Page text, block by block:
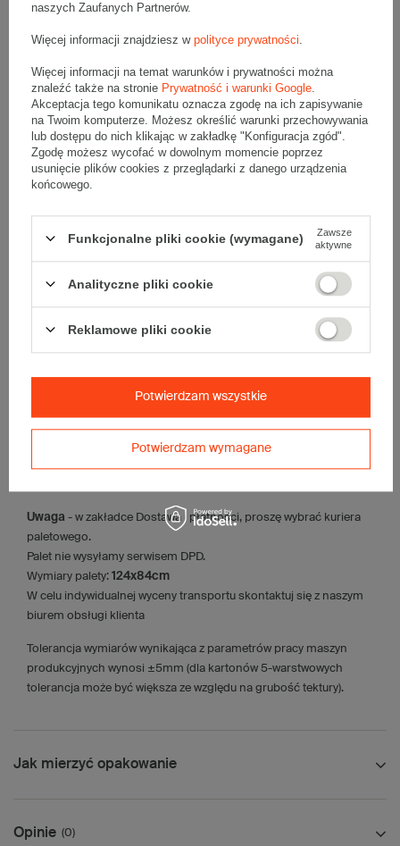
Opis produktu
Zestaw 3 palet szarych kartonów klapowych - 720 szt.
Wymiary zewnętrzne: 800x400x400mm (długość x szerokość x
wysokość)
Opakowanie wykonane jest z tektury falistej 5-warstwowej, fala EB
610 g/m2
Wymiary:
117 l
Materiał :
610 g/m2
• typ fefco:F0201
Uwaga - w zakładce Dostawa i płatności, proszę wybrać kuriera
paletowego.
Palet nie wysyłamy serwisem DPD.
Wymiary palety: 124x84cm
W celu indywidualnej wyceny transportu skontaktuj się z naszym
biurem obsługi klienta
Tolerancja wymiarów wynikająca z parametrów pracy maszyn
produkcyjnych wynosi ±5mm (dla kartonów 5-warstwowych
tolerancja może być większa ze względu na grubość tektury).
Jak mierzyć opakowanie
Opinie (0)
naszych Zaufanych Partnerów.
Więcej informacji znajdziesz w polityce prywatności
Więcej informacji na temat warunków i prywatności można
znaleźć także na stronie Prywatność i warunki Google
Akceptacja tego komunikatu oznacza zgodę na ich zapisywanie
na Twoim komputerze. Możesz określić warunki przechowywania
lub dostępu do nich klikając w zakładkę "Konfiguracja zgód".
Zgodę możesz wycofać w dowolnym momencie poprzez
usunięcie plików cookies z przeglądarki z danego urządzenia
końcowego.
Funkcjonalne pliki cookie (wymagane)
Zawsze
aktywne
Analityczne pliki cookie
Reklamowe pliki cookie
Potwierdzam wymagane
Potwierdzam wszystkie